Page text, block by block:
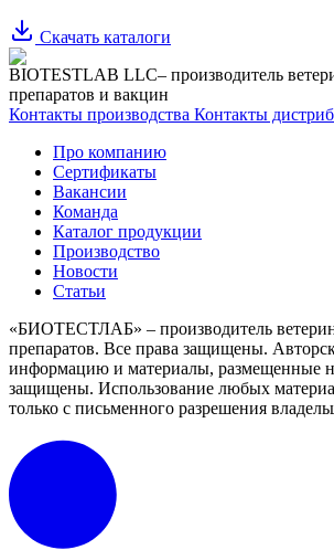
Скачать каталоги
BIOTESTLAB LLC– производитель
препаратов и вакцин
Контакты производства Контакты
Про компанию
Сертификаты
Вакансии
Команда
Каталог продукции
Производство
Новости
Статьи
«БИОТЕСТЛАБ» – производитель
препаратов. Все права защищены.
информацию и материалы, размещенные
защищены. Использование любых
только с письменного разрешения